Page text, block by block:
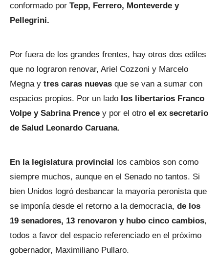
conformado por Tepp, Ferrero, Monteverde y
Pellegrini.
Por fuera de los grandes frentes, hay otros dos ediles
que no lograron renovar, Ariel Cozzoni y Marcelo
Megna y tres caras nuevas que se van a sumar con
espacios propios. Por un lado los libertarios Franco
Volpe y Sabrina Prence y por el otro el ex secretario
de Salud Leonardo Caruana.
En la legislatura provincial los cambios son como
siempre muchos, aunque en el Senado no tantos. Si
bien Unidos logró desbancar la mayoría peronista que
se imponía desde el retorno a la democracia, de los
19 senadores, 13 renovaron y hubo cinco cambios,
todos a favor del espacio referenciado en el próximo
gobernador, Maximiliano Pullaro.